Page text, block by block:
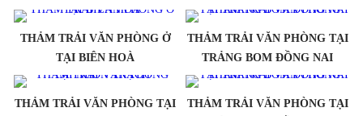
THẢM TRẢI VĂN PHÒNG Ở
TẠI BIÊN HOÀ
THẢM TRẢI VĂN PHÒNG TẠI
TRẢNG BOM ĐỒNG NAI
THẢM TRẢI VĂN PHÒNG TẠI
THẢM TRẢI VĂN PHÒNG TẠI